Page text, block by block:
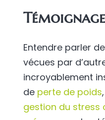
Entendre parler
vécues par
incroyablement
de perte de poids,
gestion du stress